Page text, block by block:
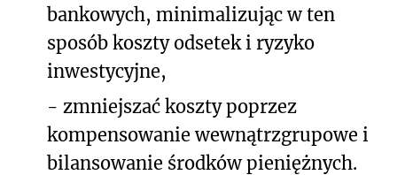
bankowych, minimalizując w ten
sposób koszty odsetek i ryzyko
inwestycyjne,
- zmniejszać koszty poprzez
kompensowanie wewnątrzgrupowe i
bilansowanie środków pieniężnych.